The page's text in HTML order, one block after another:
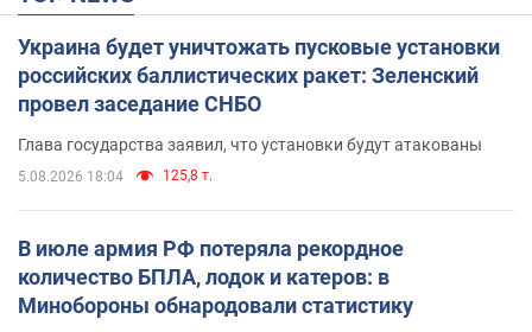
Украина будет уничтожать пусковые установки
российских баллистических ракет: Зеленский
провел заседание СНБО
Глава государства заявил, что установки будут атакованы
5.08.2026 18:04 125,8 т.
В июле армия РФ потеряла рекордное
количество БПЛА, лодок и катеров: в
Минобороны обнародовали статистику